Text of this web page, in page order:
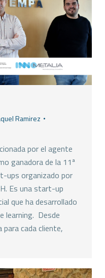
Ramirez
por el agente
ganadora de la 11ª
ups organizado por
Es una start-up
que ha desarrollado
learning. Desde
para cada cliente,